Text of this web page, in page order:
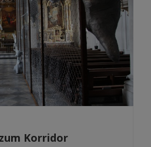
Mai 2026
Apr 2026
Mär 2026
Feb 2026
Jan 2026
Dez 2025
Nov 2025
Korridor